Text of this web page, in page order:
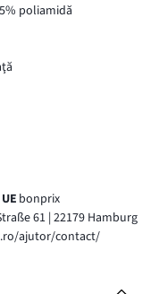
poliamidă
bonprix
61 | 22179 Hamburg
ajutor/contact/